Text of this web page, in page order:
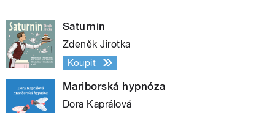
Saturnin
Zdeněk Jirotka
Koupit
Mariborská hypnóza
Dora Kaprálová